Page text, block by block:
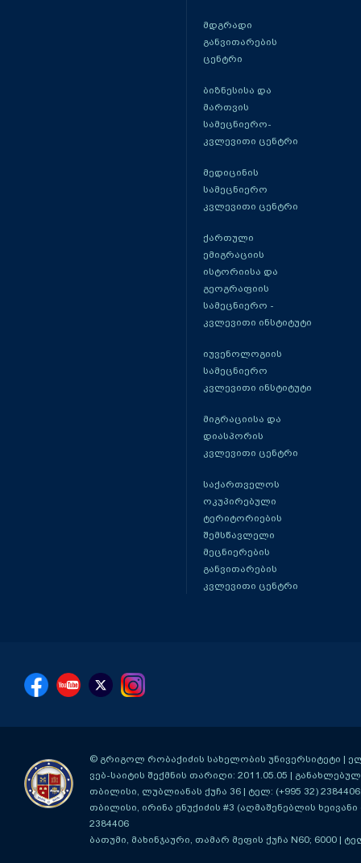
მდგრადი
განვითარების
ცენტრი
ბიზნესისა და
მართვის
სამეცნიერო-
კვლევითი ცენტრი
მედიცინის
სამეცნიერო
კვლევითი ცენტრი
ქართული
ემიგრაციის
ისტორიისა და
გეოგრაფიის
სამეცნიერო -
კვლევითი ინსტიტუტი
იუვენოლოგიის
სამეცნიერო
კვლევითი ინსტიტუტი
მიგრაციისა და
დიასპორის
კვლევითი ცენტრი
საქართველოს
ოკუპირებული
ტერიტორიების
შემსწავლელი
მეცნიერების
განვითარების
კვლევითი ცენტრი
© გრიგოლ რობაქიძის სახელობის უნივერსიტეტი |
ვებ-საიტის შექმნის თარიღი: 2011.05.05 |
თბილისი, ლუბლიანას ქუჩა 36 | ტელ: (+995 32)
თბილისი, ირინა ენუქიძის #3 (აღმაშენებლის ხეივანი
2384406
ბათუმი, მახინჯაური, თამარ მეფის ქუჩა N60; 6000 |